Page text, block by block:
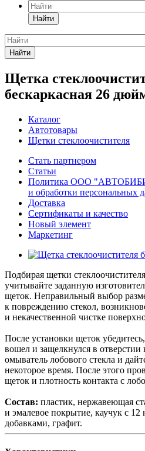
Найти
Найти
Щетка
бескаркасная 26
Каталог
Автотовары
Щетки стеклоочистителя
Стать партнером
Статьи
Политика ООО
и обработки персональных
Доставка
Сертификаты и качество
Новый элемент
Маркетинг
Подбирая щетки
учитывайте заданную
щеток. Неправильный выбор
к повреждению стекол,
и некачественной чистке
После установки щеток
вошел и защелкнулся в
омыватель лобового стекла и
некоторое время. После этого
щеток и плотность контакта с
Состав: пластик, нержавеющая
и эмалевое покрытие, каучук с 12
добавками, графит.